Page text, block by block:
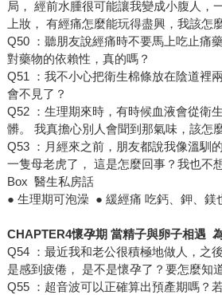
局， 經前水腫很可能讓我變成小腹人，
上妝， 有經痛怎麼能玩得盡興，我該怎
Q50 ：聽朋友說經痛時不要馬上吃止痛
對藥物的依賴性，真的嗎？
Q51 ：我不小心把衛生棉條放在陰道裡
會不見了？
Q52 ：生理期來時，有時候血液會從衛
髒。 我真擔心別人會聞到那氣味，該怎
Q53 ：月經來之前，朋友都說我像溫馴
一隻母老虎了， 這是怎麼回事？我也不
Box 醫生私房話
● 生理期可泡澡 ● 緩經痛 吃鈣、鉀、鎂
CHAPTER4懷孕期 當精子與卵子相遇
Q54 ：最近我和老公很積極地做人，之
是感到疲倦， 是不是懷孕了？要怎麼知
Q55 ：超音波可以正確算出預產期嗎？